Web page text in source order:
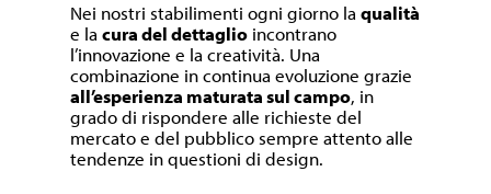
Nei nostri stabilimenti ogni giorno laqualità
e lacura del dettaglio incontrano
l’innovazione e la creatività. Una
combinazione in continua evoluzione grazie
all’esperienza maturata sul campo, in
grado di rispondere alle richieste del
mercato e del pubblico sempre attento alle
tendenze in questioni di design.